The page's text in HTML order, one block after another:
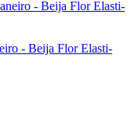
- Beija Flor Elasti-